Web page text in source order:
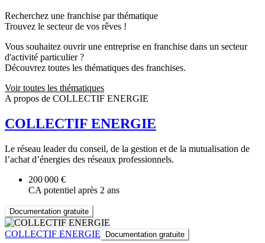
Recherchez une franchise par thématique
Trouvez le secteur de vos rêves !
Vous souhaitez ouvrir une entreprise en franchise dans un secteur
d'activité particulier ?
Découvrez toutes les thématiques des franchises.
Voir toutes les thématiques
A propos de COLLECTIF ENERGIE
COLLECTIF ENERGIE
Le réseau leader du conseil, de la gestion et de la mutualisation de
l’achat d’énergies des réseaux professionnels.
200 000 €
CA potentiel après 2 ans
Documentation gratuite
COLLECTIF ENERGIE Documentation gratuite